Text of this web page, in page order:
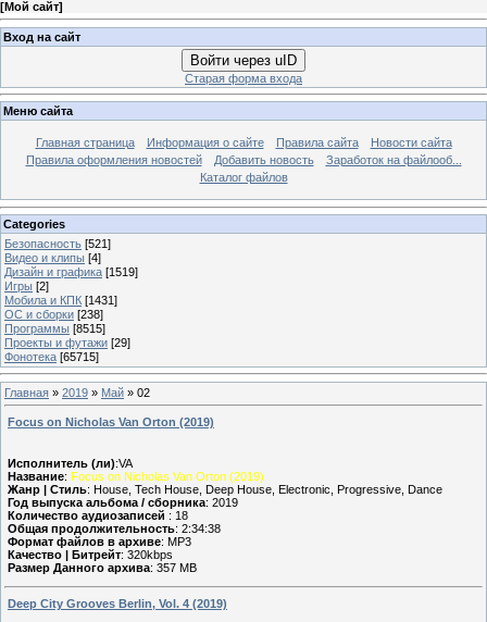
[Мой сайт]
Вход на сайт
Войти через uID
Старая форма входа
Меню сайта
Главная страница Информация о сайте Правила сайта
Новости сайта
Правила оформления новостей
Добавить новость
Заработок на файлооб...
Каталог файлов
Categories
Безопасность [521]
Видео и клипы [4]
Дизайн и графика [1519]
Игры [2]
Мобила и КПК [1431]
ОС и сборки [238]
Программы [8515]
Проекты и футажи [29]
Фонотека [65715]
Главная » 2019 » Май » 02
Focus on Nicholas Van Orton (2019)
Исполнитель (ли):VA
Название: Focus on Nicholas Van Orton (2019)
Жанр | Стиль: House, Tech House, Deep House, Electronic, Progressive, Dance
Год выпуска альбома / сборника: 2019
Количество аудиозаписей : 18
Общая продолжительность: 2:34:38
Формат файлов в архиве: MP3
Качество | Битрейт: 320kbps
Размер Данного архива: 357 MB
Deep City Grooves Berlin, Vol. 4 (2019)